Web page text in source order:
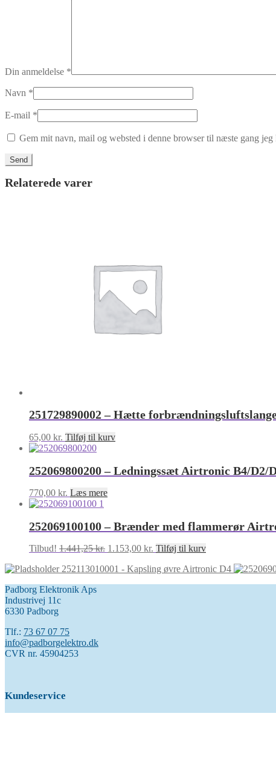
Din anmeldelse *
Navn *
E-mail *
Gem mit navn, mail og websted i denne browser til næste gang jeg
Relaterede varer
251729890002 – Hætte
65,00 kr. Tilføj til kurv
252069800200 – Ledningssæt Airtronic B4/D2/
770,00 kr. Læs mere
252069100100 – Brænder med flammerør
Tilbud! 1.441,25kr. Den
pris
1.153,00 kr. Den
pris
Tilføj til kurv
252113010001 - Kapsling øvre Airtronic D4
Padborg Elektronik Aps
Industrivej 11c
6330 Padborg
Tlf.: 73 67 07 75
info@padborgelektro.dk
CVR nr. 45904253
Kundeservice